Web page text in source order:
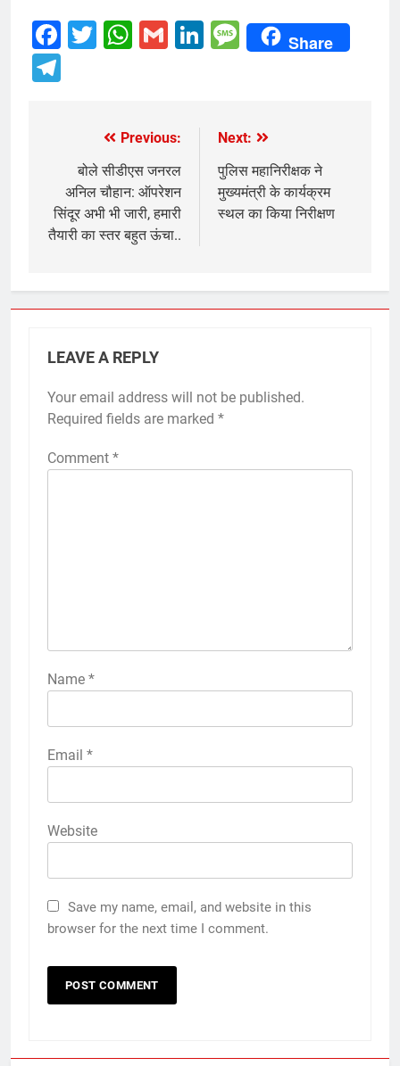
Facebook
Twitter
WhatsApp
GmailLinkedIn
Message
Share
navigation
Previous:
बोले सीडीएस जनरल
अनिल चौहान: ऑपरेशन
सिंदूर अभी भी जारी, हमारी
तैयारी का स्तर बहुत ऊंचा..
Next:
पुलिस महानिरीक्षक ने
मुख्यमंत्री के कार्यक्रम
स्थल का किया निरीक्षण
LEAVE A REPLY
Your email address will not be published.
Required fields are marked *
Comment *
Name *
Email *
Website
Save my name, email, and website in this
browser for the next time I comment.